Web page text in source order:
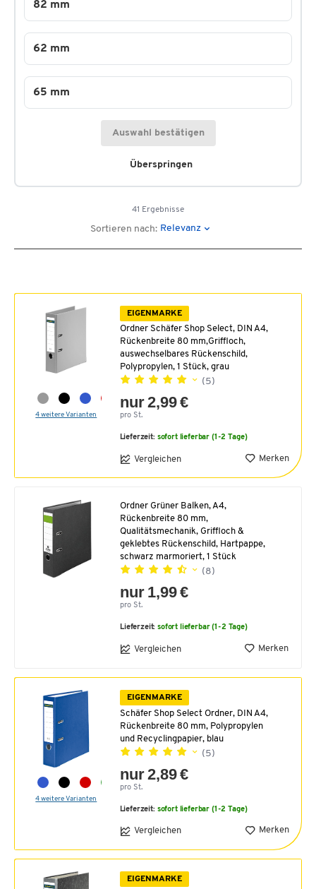
Überspringen
82 mm
62 mm
65 mm
Auswahl bestätigen
41 Ergebnisse
Sortieren nach: Relevanz
4 weitere Varianten
EIGENMARKE
Ordner Schäfer Shop Select, DIN A4,
Rückenbreite 80 mm,Griffloch,
auswechselbares Rückenschild,
Polypropylen, 1 Stück, grau
(5)
nur 2,99 €
pro St.
Lieferzeit: sofort lieferbar (1-2 Tage)
Vergleichen Merken
Ordner Grüner Balken, A4,
Rückenbreite 80 mm,
Qualitätsmechanik, Griffloch &
geklebtes Rückenschild, Hartpappe,
schwarz marmoriert, 1 Stück
(8)
nur 1,99 €
pro St.
Lieferzeit:sofort lieferbar (1-2 Tage)
Vergleichen Merken
4 weitere Varianten
EIGENMARKE
Schäfer Shop Select Ordner, DIN A4,
Rückenbreite 80 mm, Polypropylen
und Recyclingpapier, blau
(5)
nur 2,89 €
pro St.
Lieferzeit: sofort lieferbar (1-2 Tage)
Vergleichen Merken
EIGENMARKE